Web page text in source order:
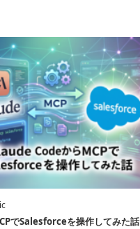
でSalesforceを操作してみた話